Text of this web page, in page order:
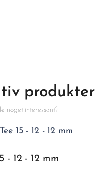
produkter
noget interessant?
- 12 - 12 mm